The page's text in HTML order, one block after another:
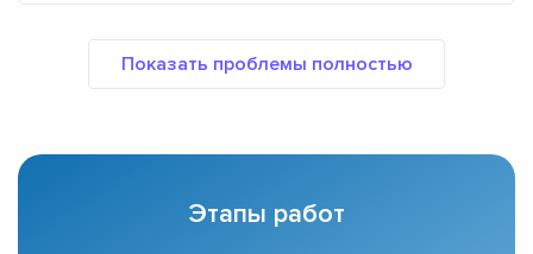
Этапы работ